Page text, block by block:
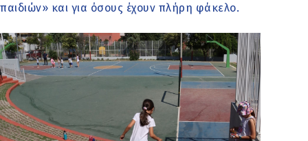
παιδιών» και για όσους έχουν πλήρη φάκελο.